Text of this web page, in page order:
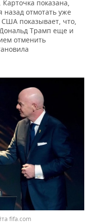
показана,
назад отмотать уже
показывает, что,
Трамп еще и
отменить
fifa.com